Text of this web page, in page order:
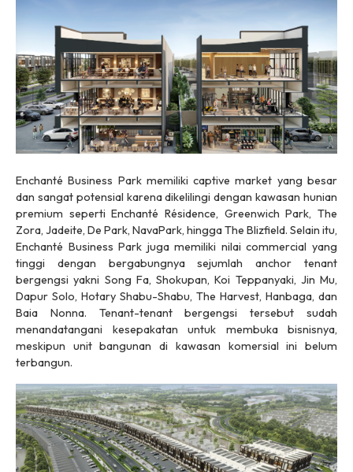
Enchanté Business Park memilikicaptive market yang besar
dan sangat potensial karena dikelilingi dengan kawasan hunian
premium seperti Enchanté Résidence, Greenwich Park, The
Zora, Jadeite, De Park, NavaPark, hingga The Blizfield. Selain itu,
Enchanté Business Park juga memiliki nilaicommercial yang
tinggi dengan bergabungnya sejumlahanchor tenant
bergengsi yakni Song Fa, Shokupan, Koi Teppanyaki, Jin Mu,
Dapur Solo, Hotary Shabu-Shabu, The Harvest, Hanbaga, dan
Baia Nonna. Tenant-tenantbergengsi tersebut sudah
menandatangani kesepakatan untuk membuka bisnisnya,
meskipun unit bangunan di kawasan komersial ini belum
terbangun.